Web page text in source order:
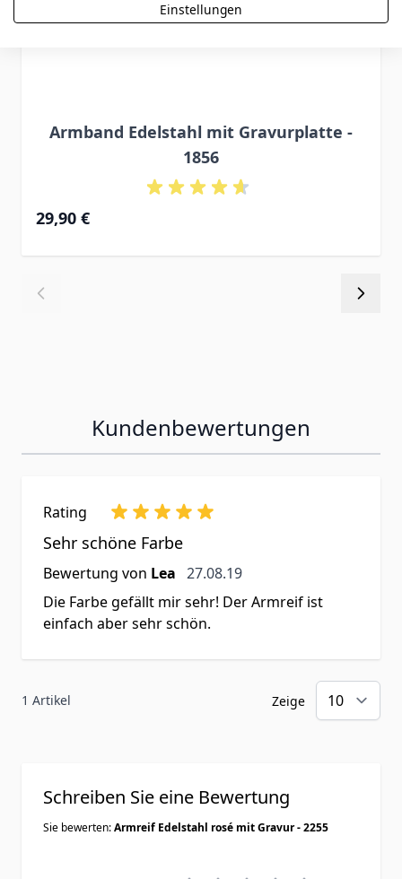
Armband Edelstahl mit Gravurplatte -
1856
29,90 €
Kundenbewertungen
Rating
Sehr schöne Farbe
Bewertung von Lea 27. August 2019
27.08.19
Die Farbe gefällt mir sehr! Der Armreif ist
einfach aber sehr schön.
1 Artikel Zeige
Schreiben Sie eine Bewertung
Sie bewerten:Armreif Edelstahl rosé mit Gravur - 2255
Einstellungen